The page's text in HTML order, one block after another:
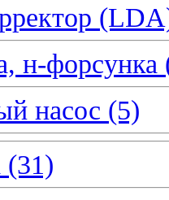
н-форсунка
насос (5)
(31)